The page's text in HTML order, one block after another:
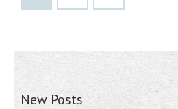
New Posts